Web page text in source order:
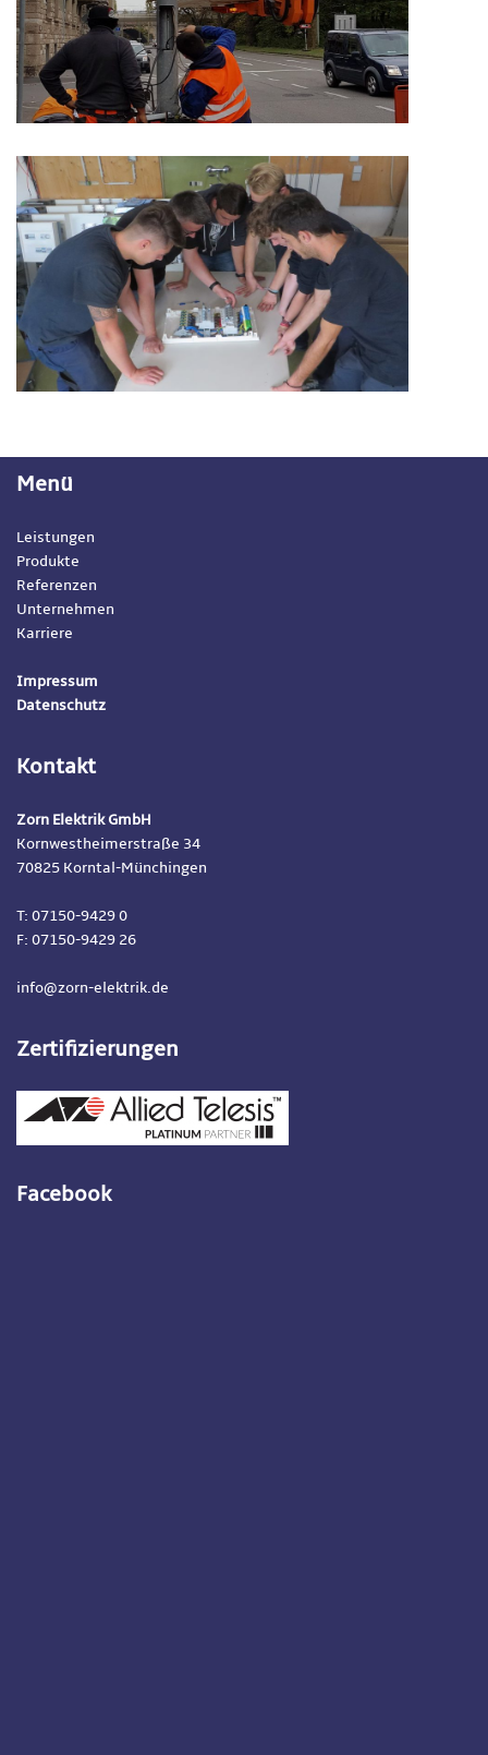
Menü
Leistungen
Produkte
Referenzen
Unternehmen
Karriere
Impressum
Datenschutz
Kontakt
Zorn Elektrik GmbH
Kornwestheimerstraße 34
70825 Korntal-Münchingen
T: 07150-9429 0
F: 07150-9429 26
info@zorn-elektrik.de
Zertifizierungen
Facebook